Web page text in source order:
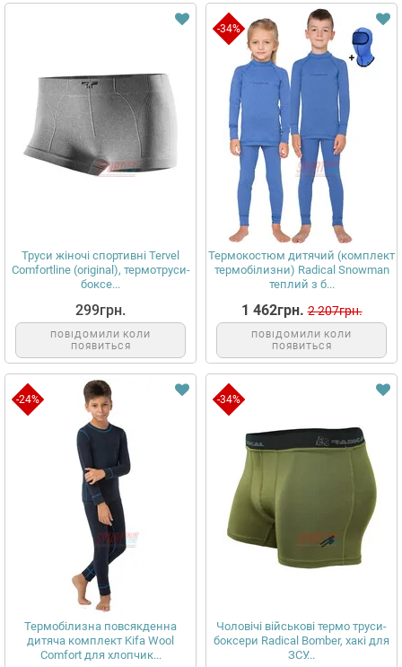
Труси жіночі спортивні Tervel
Comfortline (original), термотруси-
боксе...
299грн.
ПОВІДОМИЛИ КОЛИ
ПОЯВИТЬСЯ
-34%
Термокостюм дитячий (комплект
термобілизни) Radical Snowman
теплий з б...
1 462грн. 2 207грн.
ПОВІДОМИЛИ КОЛИ
ПОЯВИТЬСЯ
-24%
Термобілизна повсякденна
дитяча комплект Kifa Wool
Comfort для хлопчик...
-34%
Чоловічі військові термо труси-
боксери Radical Bomber, хакі для
ЗСУ...